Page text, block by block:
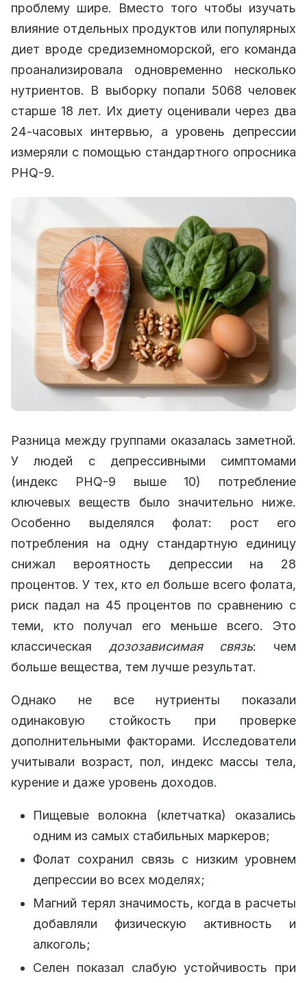
проблему шире. Вместо того чтобы изучать
влияние отдельных продуктов или популярных
диет вроде средиземноморской, его команда
проанализировала одновременно несколько
нутриентов. В выборку попали 5068 человек
старше 18 лет. Их диету оценивали через два
24-часовых интервью, а уровень депрессии
измеряли с помощью стандартного опросника
PHQ-9.
Разница между группами оказалась заметной.
У людей с депрессивными симптомами
(индекс PHQ-9 выше 10) потребление
ключевых веществ было значительно ниже.
Особенно выделялся фолат: рост его
потребления на одну стандартную единицу
снижал вероятность депрессии на 28
процентов. У тех, кто ел больше всего фолата,
риск падал на 45 процентов по сравнению с
теми, кто получал его меньше всего. Это
классическая дозозависимая связь: чем
больше вещества, тем лучше результат.
Однако не все нутриенты показали
одинаковую стойкость при проверке
дополнительными факторами. Исследователи
учитывали возраст, пол, индекс массы тела,
курение и даже уровень доходов.
Пищевые волокна (клетчатка) оказались
одним из самых стабильных маркеров;
Фолат сохранил связь с низким уровнем
депрессии во всех моделях;
Магний терял значимость, когда в расчеты
добавляли физическую активность и
алкоголь;
Селен показал слабую устойчивость при